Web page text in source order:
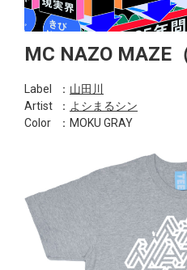
MC NAZO MAZE
Label ： 山田川
Artist
： よシまるシン
Color
：MOKU GRAY